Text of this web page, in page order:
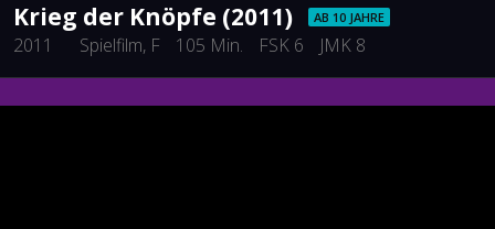
Krieg der Knöpfe (2011) AB 10 JAHRE
2011 Spielfilm, F 105 Min. FSK 6 JMK 8